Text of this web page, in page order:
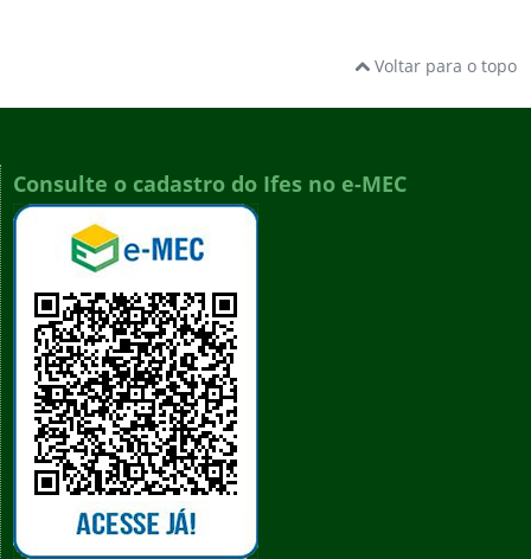
Voltar para o topo
Consulte o cadastro do Ifes no e-MEC